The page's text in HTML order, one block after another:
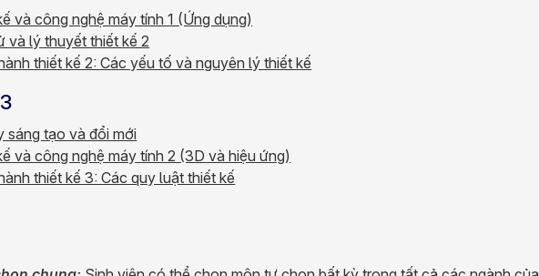
và công nghệ máy tính 1 (Ứng dụng)
và lý thuyết thiết kế 2
thiết kế 2: Các yếu tố và nguyên lý thiết kế
sáng tạo và đổi mới
và công nghệ máy tính 2 (3D và hiệu ứng)
thiết kế 3: Các quy luật thiết kế